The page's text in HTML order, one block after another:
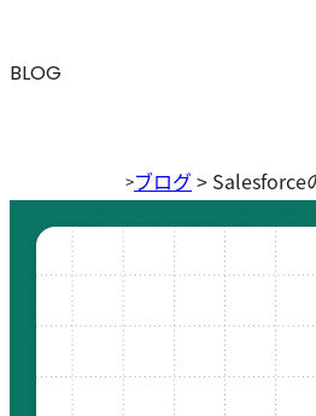
BLOG
>ブログ> Salesforce